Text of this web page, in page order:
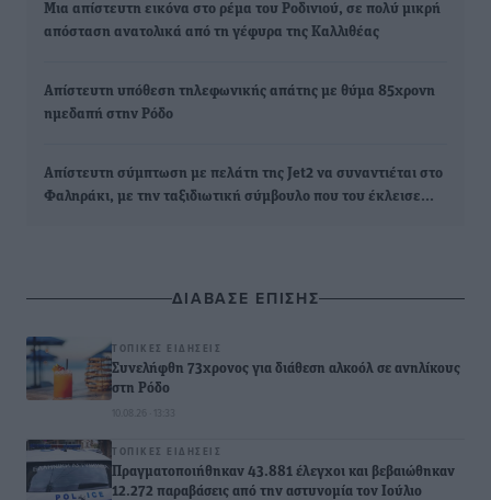
Μια απίστευτη εικόνα στο ρέμα του Ροδινιού, σε πολύ μικρή
απόσταση ανατολικά από τη γέφυρα της Καλλιθέας
Απίστευτη υπόθεση τηλεφωνικής απάτης με θύμα 85χρονη
ημεδαπή στην Ρόδο
Απίστευτη σύμπτωση με πελάτη της Jet2 να συναντιέται στο
Φαληράκι, με την ταξιδιωτική σύμβουλο που του έκλεισε…
ΔΙΑΒΑΣΕ ΕΠΙΣΗΣ
ΤΟΠΙΚΈΣ ΕΙΔΉΣΕΙΣ
Συνελήφθη 73χρονος για διάθεση αλκοόλ σε ανηλίκους
στη Ρόδο
10.08.26 · 13:33
ΤΟΠΙΚΈΣ ΕΙΔΉΣΕΙΣ
Πραγματοποιήθηκαν 43.881 έλεγχοι και βεβαιώθηκαν
12.272 παραβάσεις από την αστυνομία τον Ιούλιο